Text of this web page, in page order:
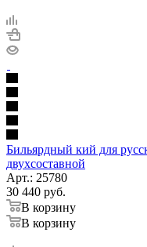
Бильярдный кий для
двухсоставной
Арт.: 25780
30 440 руб.
В корзину
В корзину